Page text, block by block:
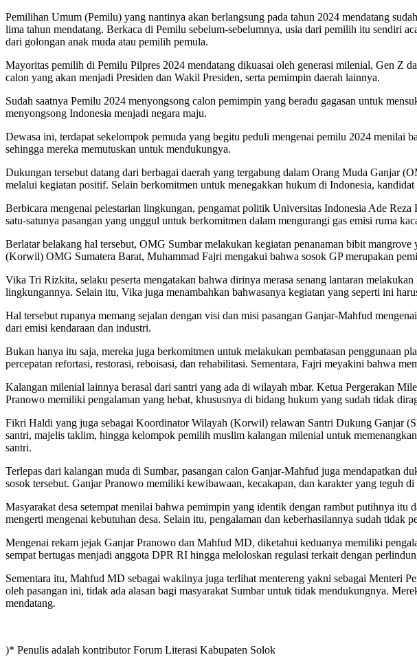
Pemilihan Umum (Pemilu) yang nantinya akan berlangsung pada tahun 2024 mendatang
lima tahun mendatang. Berkaca di Pemilu sebelum-sebelumnya, usia dari pemilih itu sendiri
dari golongan anak muda atau pemilih pemula.
Mayoritas pemilih di Pemilu Pilpres 2024 mendatang dikuasai oleh generasi milenial, Gen Z
calon yang akan menjadi Presiden dan Wakil Presiden, serta pemimpin daerah lainnya.
Sudah saatnya Pemilu 2024 menyongsong calon pemimpin yang beradu gagasan untuk
menyongsong Indonesia menjadi negara maju.
Dewasa ini, terdapat sekelompok pemuda yang begitu peduli mengenai pemilu 2024 menilai
sehingga mereka memutuskan untuk mendukungya.
Dukungan tersebut datang dari berbagai daerah yang tergabung dalam Orang Muda Ganjar
melalui kegiatan positif. Selain berkomitmen untuk menegakkan hukum di Indonesia,
Berbicara mengenai pelestarian lingkungan, pengamat politik Universitas Indonesia Ade
satu-satunya pasangan yang unggul untuk berkomitmen dalam mengurangi gas emisi ruma
Berlatar belakang hal tersebut, OMG Sumbar melakukan kegiatan penanaman bibit
(Korwil) OMG Sumatera Barat, Muhammad Fajri mengakui bahwa sosok GP merupakan
Vika Tri Rizkita, selaku peserta mengatakan bahwa dirinya merasa senang lantaran
lingkungannya. Selain itu, Vika juga menambahkan bahwasanya kegiatan yang seperti ini
Hal tersebut rupanya memang sejalan dengan visi dan misi pasangan Ganjar-Mahfud
dari emisi kendaraan dan industri.
Bukan hanya itu saja, mereka juga berkomitmen untuk melakukan pembatasan penggunaan
percepatan refortasi, restorasi, reboisasi, dan rehabilitasi. Sementara, Fajri meyakini bahwa
Kalangan milenial lainnya berasal dari santri yang ada di wilayah mbar. Ketua Pergerakan
Pranowo memiliki pengalaman yang hebat, khususnya di bidang hukum yang sudah tidak
Fikri Haldi yang juga sebagai Koordinator Wilayah (Korwil) relawan Santri Dukung Ganjar
santri, majelis taklim, hingga kelompok pemilih muslim kalangan milenial untuk
santri.
Terlepas dari kalangan muda di Sumbar, pasangan calon Ganjar-Mahfud juga mendapatkan
sosok tersebut. Ganjar Pranowo memiliki kewibawaan, kecakapan, dan karakter yang teguh
Masyarakat desa setempat menilai bahwa pemimpin yang identik dengan rambut putihnya itu
mengerti mengenai kebutuhan desa. Selain itu, pengalaman dan keberhasilannya sudah tidak
Mengenai rekam jejak Ganjar Pranowo dan Mahfud MD, diketahui keduanya memiliki
sempat bertugas menjadi anggota DPR RI hingga meloloskan regulasi terkait dengan
Sementara itu, Mahfud MD sebagai wakilnya juga terlihat mentereng yakni sebagai Menteri
oleh pasangan ini, tidak ada alasan bagi masyarakat Sumbar untuk tidak mendukungnya.
mendatang.
)* Penulis adalah kontributor Forum Literasi Kabupaten Solok